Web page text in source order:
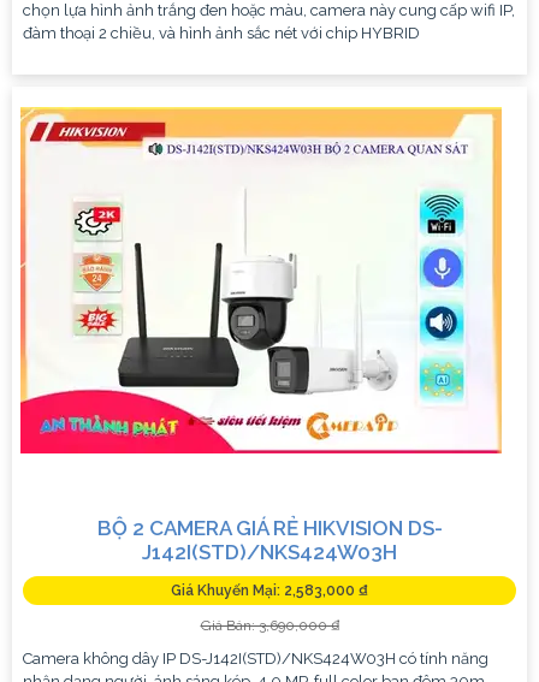
chọn lựa hình ảnh trắng đen hoặc màu, camera này cung cấp wifi IP,
đàm thoại 2 chiều, và hình ảnh sắc nét với chip HYBRID
BỘ 2 CAMERA GIÁ RẺ HIKVISION DS-
J142I(STD)/NKS424W03H
Giá Khuyến Mại: 2,583,000 ₫
Giá Bán: 3,690,000 ₫
Camera không dây IP DS-J142I(STD)/NKS424W03H có tính năng